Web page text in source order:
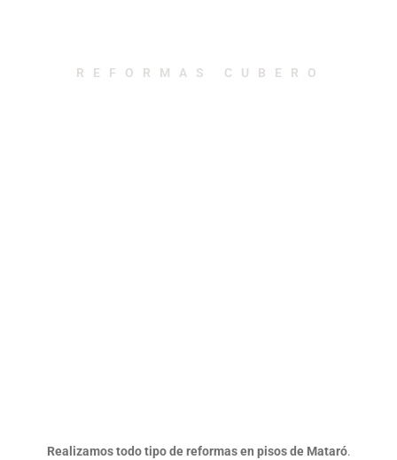
REFORMAS CUBERO
Realizamos todo tipo de reformas en pisos de Mataró.